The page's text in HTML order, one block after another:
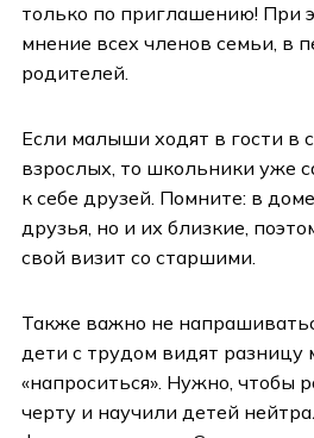
только по приглашению! При
мнение всех членов семьи, в
родителей.
Если малыши ходят в гости в
взрослых, то школьники уже
к себе друзей. Помните: в
друзья, но и их близкие,
свой визит со старшими.
Также важно не
дети с трудом видят разницу
«напроситься». Нужно, чтобы
черту и научили детей